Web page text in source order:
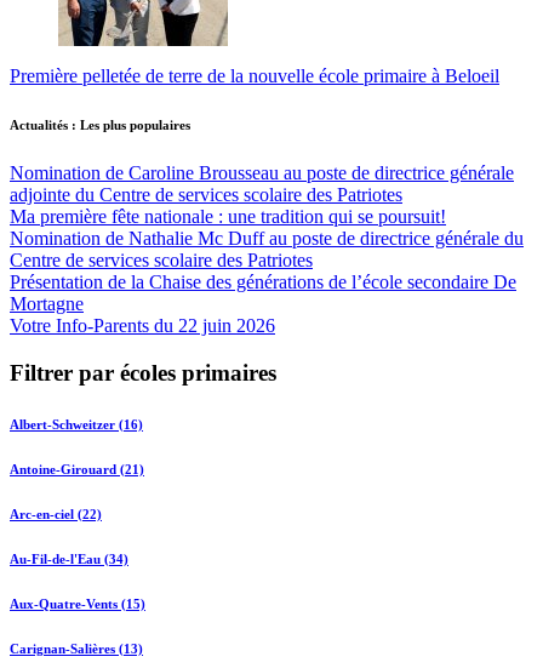
Première pelletée de terre de la nouvelle école primaire à Beloeil
Actualités : Les plus populaires
Nomination de Caroline Brousseau au poste de directrice générale
adjointe du Centre de services scolaire des Patriotes
Ma première fête nationale : une tradition qui se poursuit!
Nomination de Nathalie Mc Duff au poste de directrice générale du
Centre de services scolaire des Patriotes
Présentation de la Chaise des générations de l’école secondaire De
Mortagne
Votre Info-Parents du 22 juin 2026
Filtrer par écoles primaires
Albert-Schweitzer (16)
Antoine-Girouard (21)
Arc-en-ciel (22)
Au-Fil-de-l'Eau (34)
Aux-Quatre-Vents (15)
Carignan-Salières (13)